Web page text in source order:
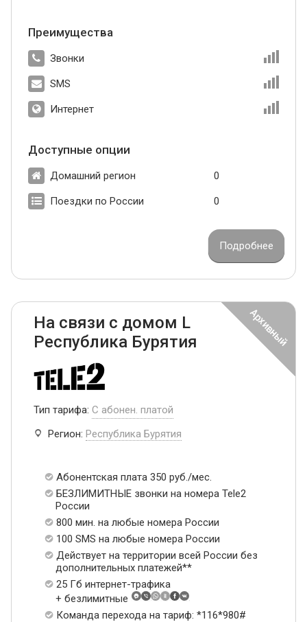
Преимущества
Звонки
SMS
Интернет
Доступные опции
Домашний регион 0
Поездки по России 0
Подробнее
На связи с домом L
Республика Бурятия
Тип тарифа: С абонен. платой
Регион: Республика Бурятия
Абонентская плата 350 руб./мес.
БЕЗЛИМИТНЫЕ звонки на номера Tele2
России
800 мин. на любые номера России
100 SMS на любые номера России
Действует на территории всей России без
дополнительных платежей**
25 Гб интернет-трафика
+ безлимитные
Команда перехода на тариф: *116*980#